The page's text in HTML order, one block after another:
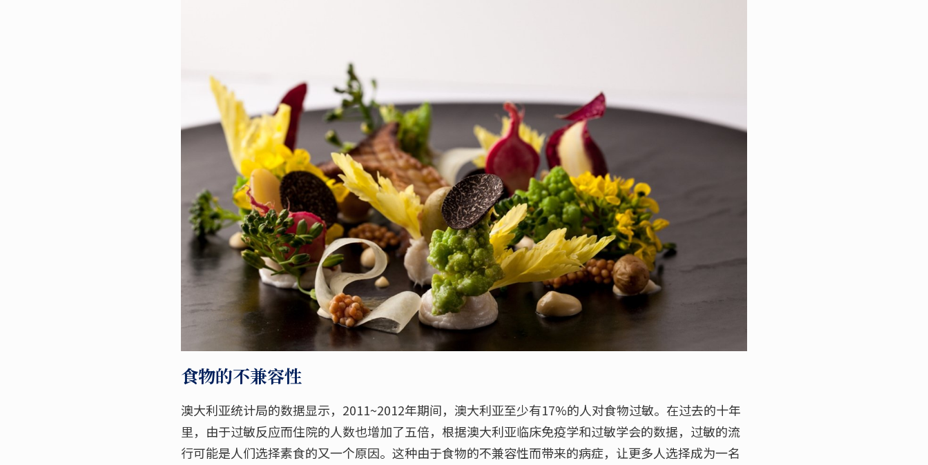
食物的不兼容性
澳大利亚统计局的数据显示，2011~2012年期间，澳大利亚至少有17%的人对食物过敏。在过去的十年
里，由于过敏反应而住院的人数也增加了五倍，根据澳大利亚临床免疫学和过敏学会的数据，过敏的流
行可能是人们选择素食的又一个原因。这种由于食物的不兼容性而带来的病症，让更多人选择成为一名